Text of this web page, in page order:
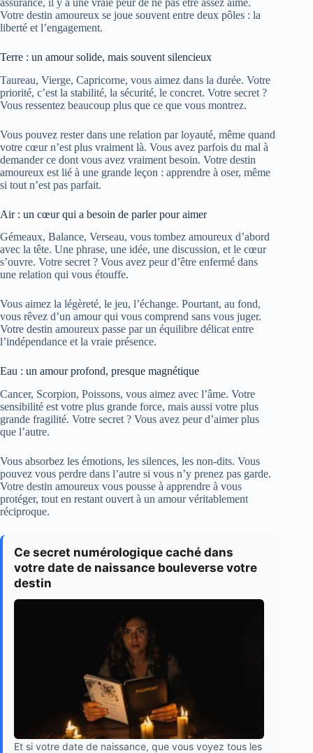
Votre destin amoureux se joue souvent entre deux pôles : la
liberté et l’engagement.
Terre : un amour solide, mais souvent silencieux
Taureau, Vierge, Capricorne, vous aimez dans la durée. Votre
priorité, c’est la stabilité, la sécurité, le concret. Votre secret ?
Vous ressentez beaucoup plus que ce que vous montrez.
Vous pouvez rester dans une relation par loyauté, même quand
votre cœur n’est plus vraiment là. Vous avez parfois du mal à
demander ce dont vous avez vraiment besoin. Votre destin
amoureux est lié à une grande leçon : apprendre à oser, même
si tout n’est pas parfait.
Air : un cœur qui a besoin de parler pour aimer
Gémeaux, Balance, Verseau, vous tombez amoureux d’abord
avec la tête. Une phrase, une idée, une discussion, et le cœur
s’ouvre. Votre secret ? Vous avez peur d’être enfermé dans
une relation qui vous étouffe.
Vous aimez la légèreté, le jeu, l’échange. Pourtant, au fond,
vous rêvez d’un amour qui vous comprend sans vous juger.
Votre destin amoureux passe par un équilibre délicat entre
l’indépendance et la vraie présence.
Eau : un amour profond, presque magnétique
Cancer, Scorpion, Poissons, vous aimez avec l’âme. Votre
sensibilité est votre plus grande force, mais aussi votre plus
grande fragilité. Votre secret ? Vous avez peur d’aimer plus
que l’autre.
Vous absorbez les émotions, les silences, les non-dits. Vous
pouvez vous perdre dans l’autre si vous n’y prenez pas garde.
Votre destin amoureux vous pousse à apprendre à vous
protéger, tout en restant ouvert à un amour véritablement
réciproque.
Ce secret numérologique caché dans
votre date de naissance bouleverse votre
destin
Et si votre date de naissance, que vous voyez tous les